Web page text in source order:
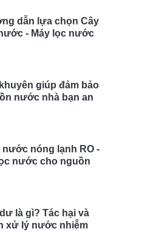
dẫn lựa chọn Cây
- Máy lọc nước
giúp đảm bảo
nước nhà bạn an
nước nóng lạnh RO -
nước cho nguồn
là gì? Tác hại và
xử lý nước nhiễm